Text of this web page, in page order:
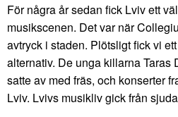
För några år sedan fick Lviv ett
musikscenen. Det var när
avtryck i staden. Plötsligt fick vi
alternativ. De unga killarna Taras
satte av med fräs, och konserter
Lviv. Lvivs musikliv gick från